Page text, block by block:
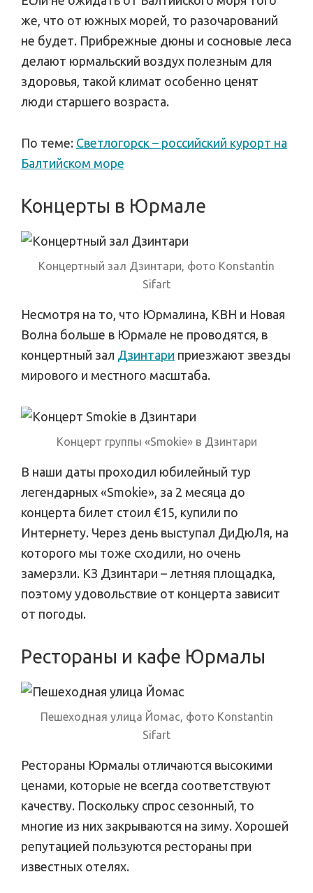
же, что от южных морей, то разочарований
не будет. Прибрежные дюны и сосновые леса
делают юрмальский воздух полезным для
здоровья, такой климат особенно ценят
люди старшего возраста.
По теме: Светлогорск – российский курорт на
Балтийском море
Концерты в Юрмале
Концертный зал Дзинтари, фото Konstantin
Sifart
Несмотря на то, что Юрмалина, КВН и Новая
Волна больше в Юрмале не проводятся, в
концертный зал Дзинтари приезжают звезды
мирового и местного масштаба.
Концерт группы «Smokie» в Дзинтари
В наши даты проходил юбилейный тур
легендарных «Smokie», за 2 месяца до
концерта билет стоил €15, купили по
Интернету. Через день выступал ДиДюЛя, на
которого мы тоже сходили, но очень
замерзли. КЗ Дзинтари – летняя площадка,
поэтому удовольствие от концерта зависит
от погоды.
Рестораны и кафе Юрмалы
Пешеходная улица Йомас, фото Konstantin
Sifart
Рестораны Юрмалы отличаются высокими
ценами, которые не всегда соответствуют
качеству. Поскольку спрос сезонный, то
многие из них закрываются на зиму. Хорошей
репутацией пользуются рестораны при
известных отелях.